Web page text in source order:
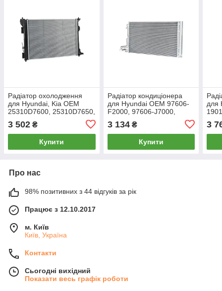
Радіатор охолодження
для Hyundai, Kia OEM
25310D7600, 25310D7650,
3 502 ₴
Купити
Радіатор кондиціонера
для Hyundai OEM 97606-
F2000, 97606-J7000,
M6000, 97606-M6050
3 134₴
Купити
для
3
Про нас
98% позитивних з 44 відгуків за рік
Працює з 12.10.2017
м. Київ
Київ, Україна
Контакти
Сьогодні вихідний
Показати весь графік роботи